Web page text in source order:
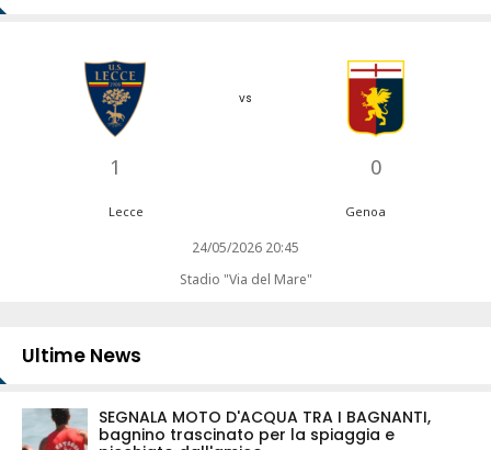
1
vs
0
Lecce Genoa
24/05/2026 20:45
Stadio "Via del Mare"
Ultime News
SEGNALA MOTO D'ACQUA TRA I BAGNANTI,
bagnino trascinato per la spiaggia e